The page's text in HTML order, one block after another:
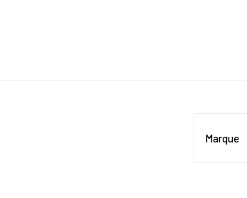
Marque